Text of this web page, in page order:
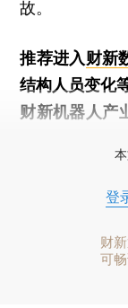
故。
推荐进入财新
结构人员变化
财新机器人产
登
财
可